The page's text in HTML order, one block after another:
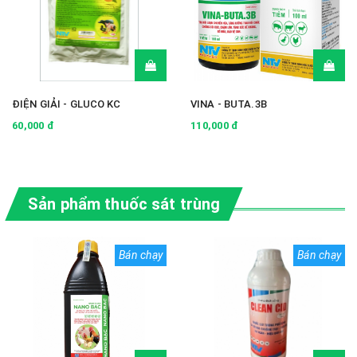
t
ĐIỆN GIẢI - GLUCO KC
60,000 đ
VINA - BUTA.3B
110,000 đ
Sản phẩm thuốc sát trùng
Bán chạy Bán chạy